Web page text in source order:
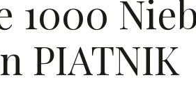
1000
PIATNIK